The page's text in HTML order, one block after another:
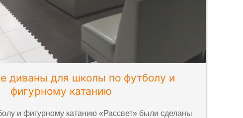
диваны для школы по футболу и
фигурному катанию
и фигурному катанию «Рассвет» были сделаны